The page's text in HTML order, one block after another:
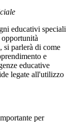
educativi speciali
si parlerà di come
e
educative
legate all'utilizzo
per